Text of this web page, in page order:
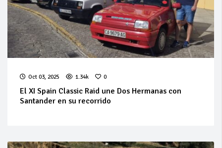
Oct 03, 2025 1.34k 0
El XI Spain Classic Raid une Dos Hermanas con
Santander en su recorrido